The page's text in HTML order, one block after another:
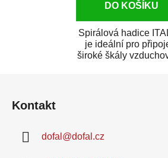
DO KOŠÍKU
Spirálová hadice
je ideální pro
široké škály
Kontakt
dofal @dofal.cz